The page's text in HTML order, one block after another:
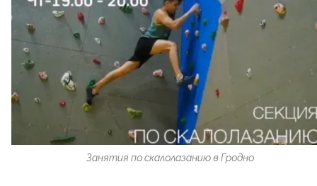
Занятия по скалолазанию в Гродно